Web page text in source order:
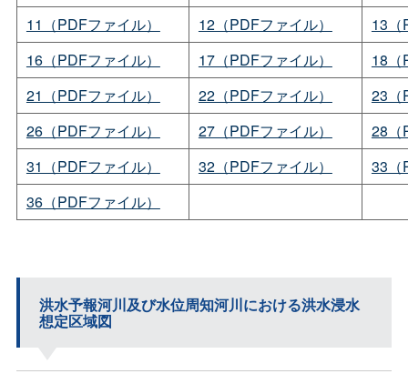
11（PDFファイル）
12（PDFファイル）
13（
16（PDFファイル）
17（PDFファイル）
18（
21（PDFファイル）
22（PDFファイル）
23（
26（PDFファイル）
27（PDFファイル）
28（
31（PDFファイル）
32（PDFファイル）
33（
36（PDFファイル）
洪水予報河川及び水位周知河川における洪水浸水
想定区域図